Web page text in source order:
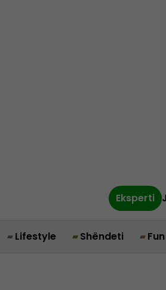
Eksperti
Lifestyle Shëndeti Fun